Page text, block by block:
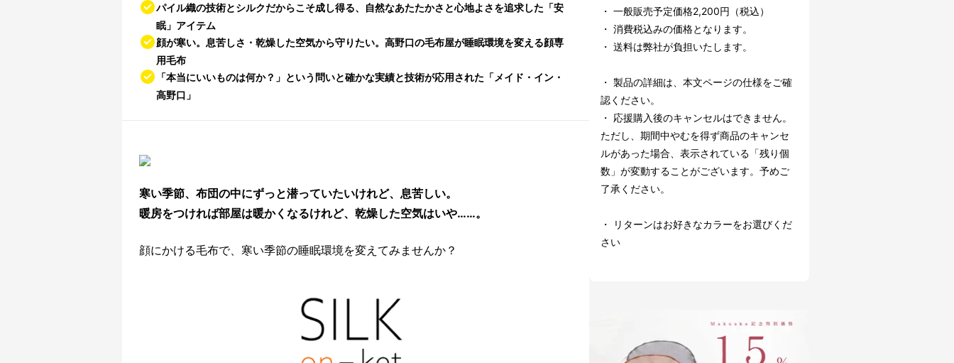
パイル織の技術とシルクだからこそ成し得る、自然なあたたかさと心地よさを追求した「安
眠」アイテム
顔が寒い。息苦しさ・乾燥した空気から守りたい。高野口の毛布屋が睡眠環境を変える顔専
用毛布
「本当にいいものは何か？」という問いと確かな実績と技術が応用された「メイド・イン・
高野口」
寒い季節、布団の中にずっと潜っていたいけれど、息苦しい。
暖房をつければ部屋は暖かくなるけれど、乾燥した空気はいや……。
顔にかける毛布で、寒い季節の睡眠環境を変えてみませんか？
・ 一般販売予定価格2,200円（税込）
・ 消費税込みの価格となります。
・ 送料は弊社が負担いたします。
・ 製品の詳細は、本文ページの仕様をご確
認ください。
・ 応援購入後のキャンセルはできません。
ただし、期間中やむを得ず商品のキャンセ
ルがあった場合、表示されている「残り個
数」が変動することがございます。予めご
了承ください。
・ リターンはお好きなカラーをお選びくだ
さい